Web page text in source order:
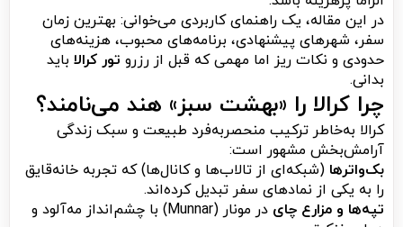
در این مقاله، یک راهنمای کاربردی می‌خوانی: بهترین زمان
سفر، شهرهای پیشنهادی، برنامه‌های محبوب، هزینه‌های
حدودی و نکات ریز اما مهمی که قبل از رزرو تور کرالا باید
بدانی.
چرا کرالا را «بهشت سبز» هند می‌نامند؟
کرالا به‌خاطر ترکیب منحصربه‌فرد طبیعت و سبک زندگی
آرامش‌بخش مشهور است:
بک‌واترها (شبکه‌ای از تالاب‌ها و کانال‌ها) که تجربه خانه‌قایق
را به یکی از نمادهای سفر تبدیل کرده‌اند.
تپه‌ها و مزارع چای
در مونار (Munnar) با چشم‌انداز مه‌آلود و